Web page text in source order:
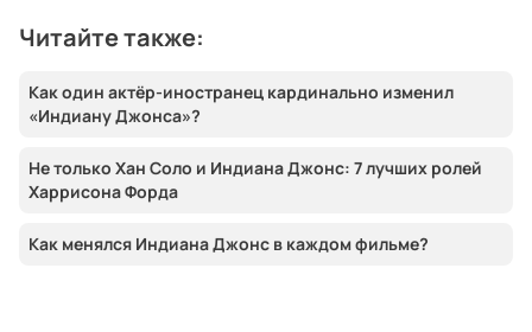
Читайте также:
Как один актёр-иностранец кардинально изменил
«Индиану Джонса»?
Не только Хан Соло и Индиана Джонс: 7 лучших ролей
Харрисона Форда
Как менялся Индиана Джонс в каждом фильме?